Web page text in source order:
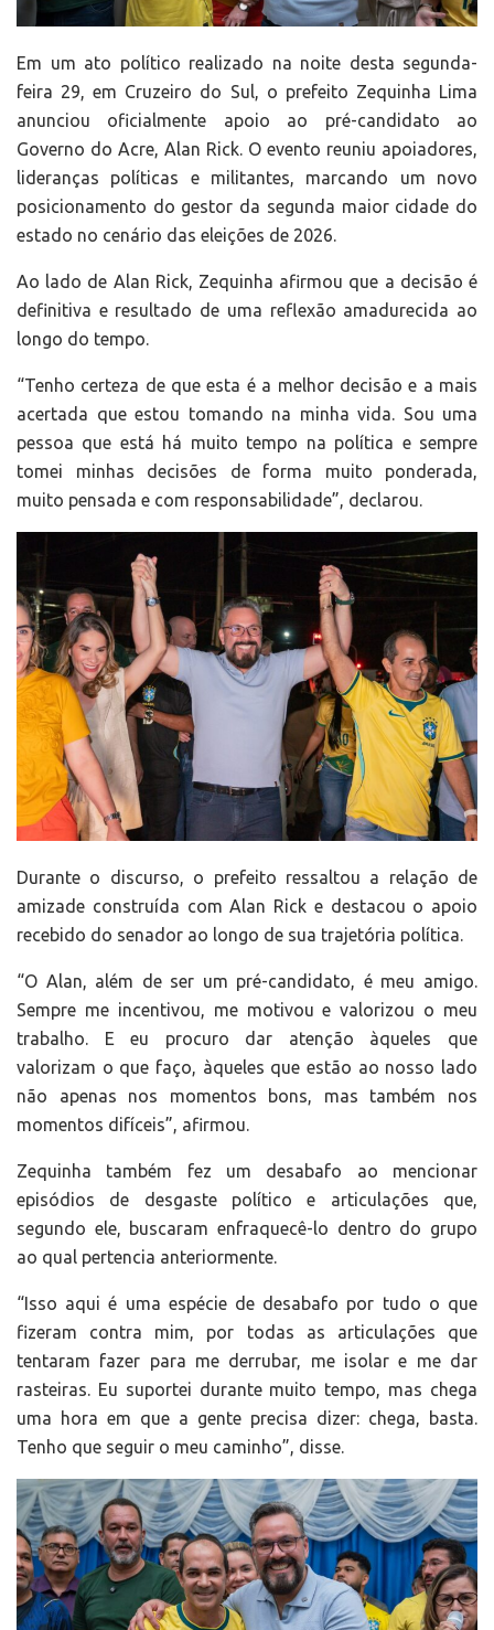
Em um ato político realizado na noite desta segunda-
feira 29, em Cruzeiro do Sul, o prefeito Zequinha Lima
anunciou oficialmente apoio ao pré-candidato ao
Governo do Acre, Alan Rick. O evento reuniu apoiadores,
lideranças políticas e militantes, marcando um novo
posicionamento do gestor da segunda maior cidade do
estado no cenário das eleições de 2026.
Ao lado de Alan Rick, Zequinha afirmou que a decisão é
definitiva e resultado de uma reflexão amadurecida ao
longo do tempo.
“Tenho certeza de que esta é a melhor decisão e a mais
acertada que estou tomando na minha vida. Sou uma
pessoa que está há muito tempo na política e sempre
tomei minhas decisões de forma muito ponderada,
muito pensada e com responsabilidade”, declarou.
Durante o discurso, o prefeito ressaltou a relação de
amizade construída com Alan Rick e destacou o apoio
recebido do senador ao longo de sua trajetória política.
“O Alan, além de ser um pré-candidato, é meu amigo.
Sempre me incentivou, me motivou e valorizou o meu
trabalho. E eu procuro dar atenção àqueles que
valorizam o que faço, àqueles que estão ao nosso lado
não apenas nos momentos bons, mas também nos
momentos difíceis”, afirmou.
Zequinha também fez um desabafo ao mencionar
episódios de desgaste político e articulações que,
segundo ele, buscaram enfraquecê-lo dentro do grupo
ao qual pertencia anteriormente.
“Isso aqui é uma espécie de desabafo por tudo o que
fizeram contra mim, por todas as articulações que
tentaram fazer para me derrubar, me isolar e me dar
rasteiras. Eu suportei durante muito tempo, mas chega
uma hora em que a gente precisa dizer: chega, basta.
Tenho que seguir o meu caminho”, disse.